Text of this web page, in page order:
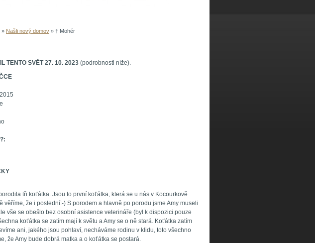
» Našli nový domov » † Mohér
TENTO SVĚT 27. 10. 2023 (podrobnosti níže).
tři koťátka. Jsou to první koťátka, která se u nás v Kocourkově
věříme, že i poslední:-) S porodem a hlavně po porodu jsme Amy museli
vše se obešlo bez osobní asistence veterináře (byl k dispozici pouze
koťátka se zatím mají k světu a Amy se o ně stará. Koťátka zatím
ani, jakého jsou pohlaví, necháváme rodinu v klidu, toto všechno
že Amy bude dobrá matka a o koťátka se postará.